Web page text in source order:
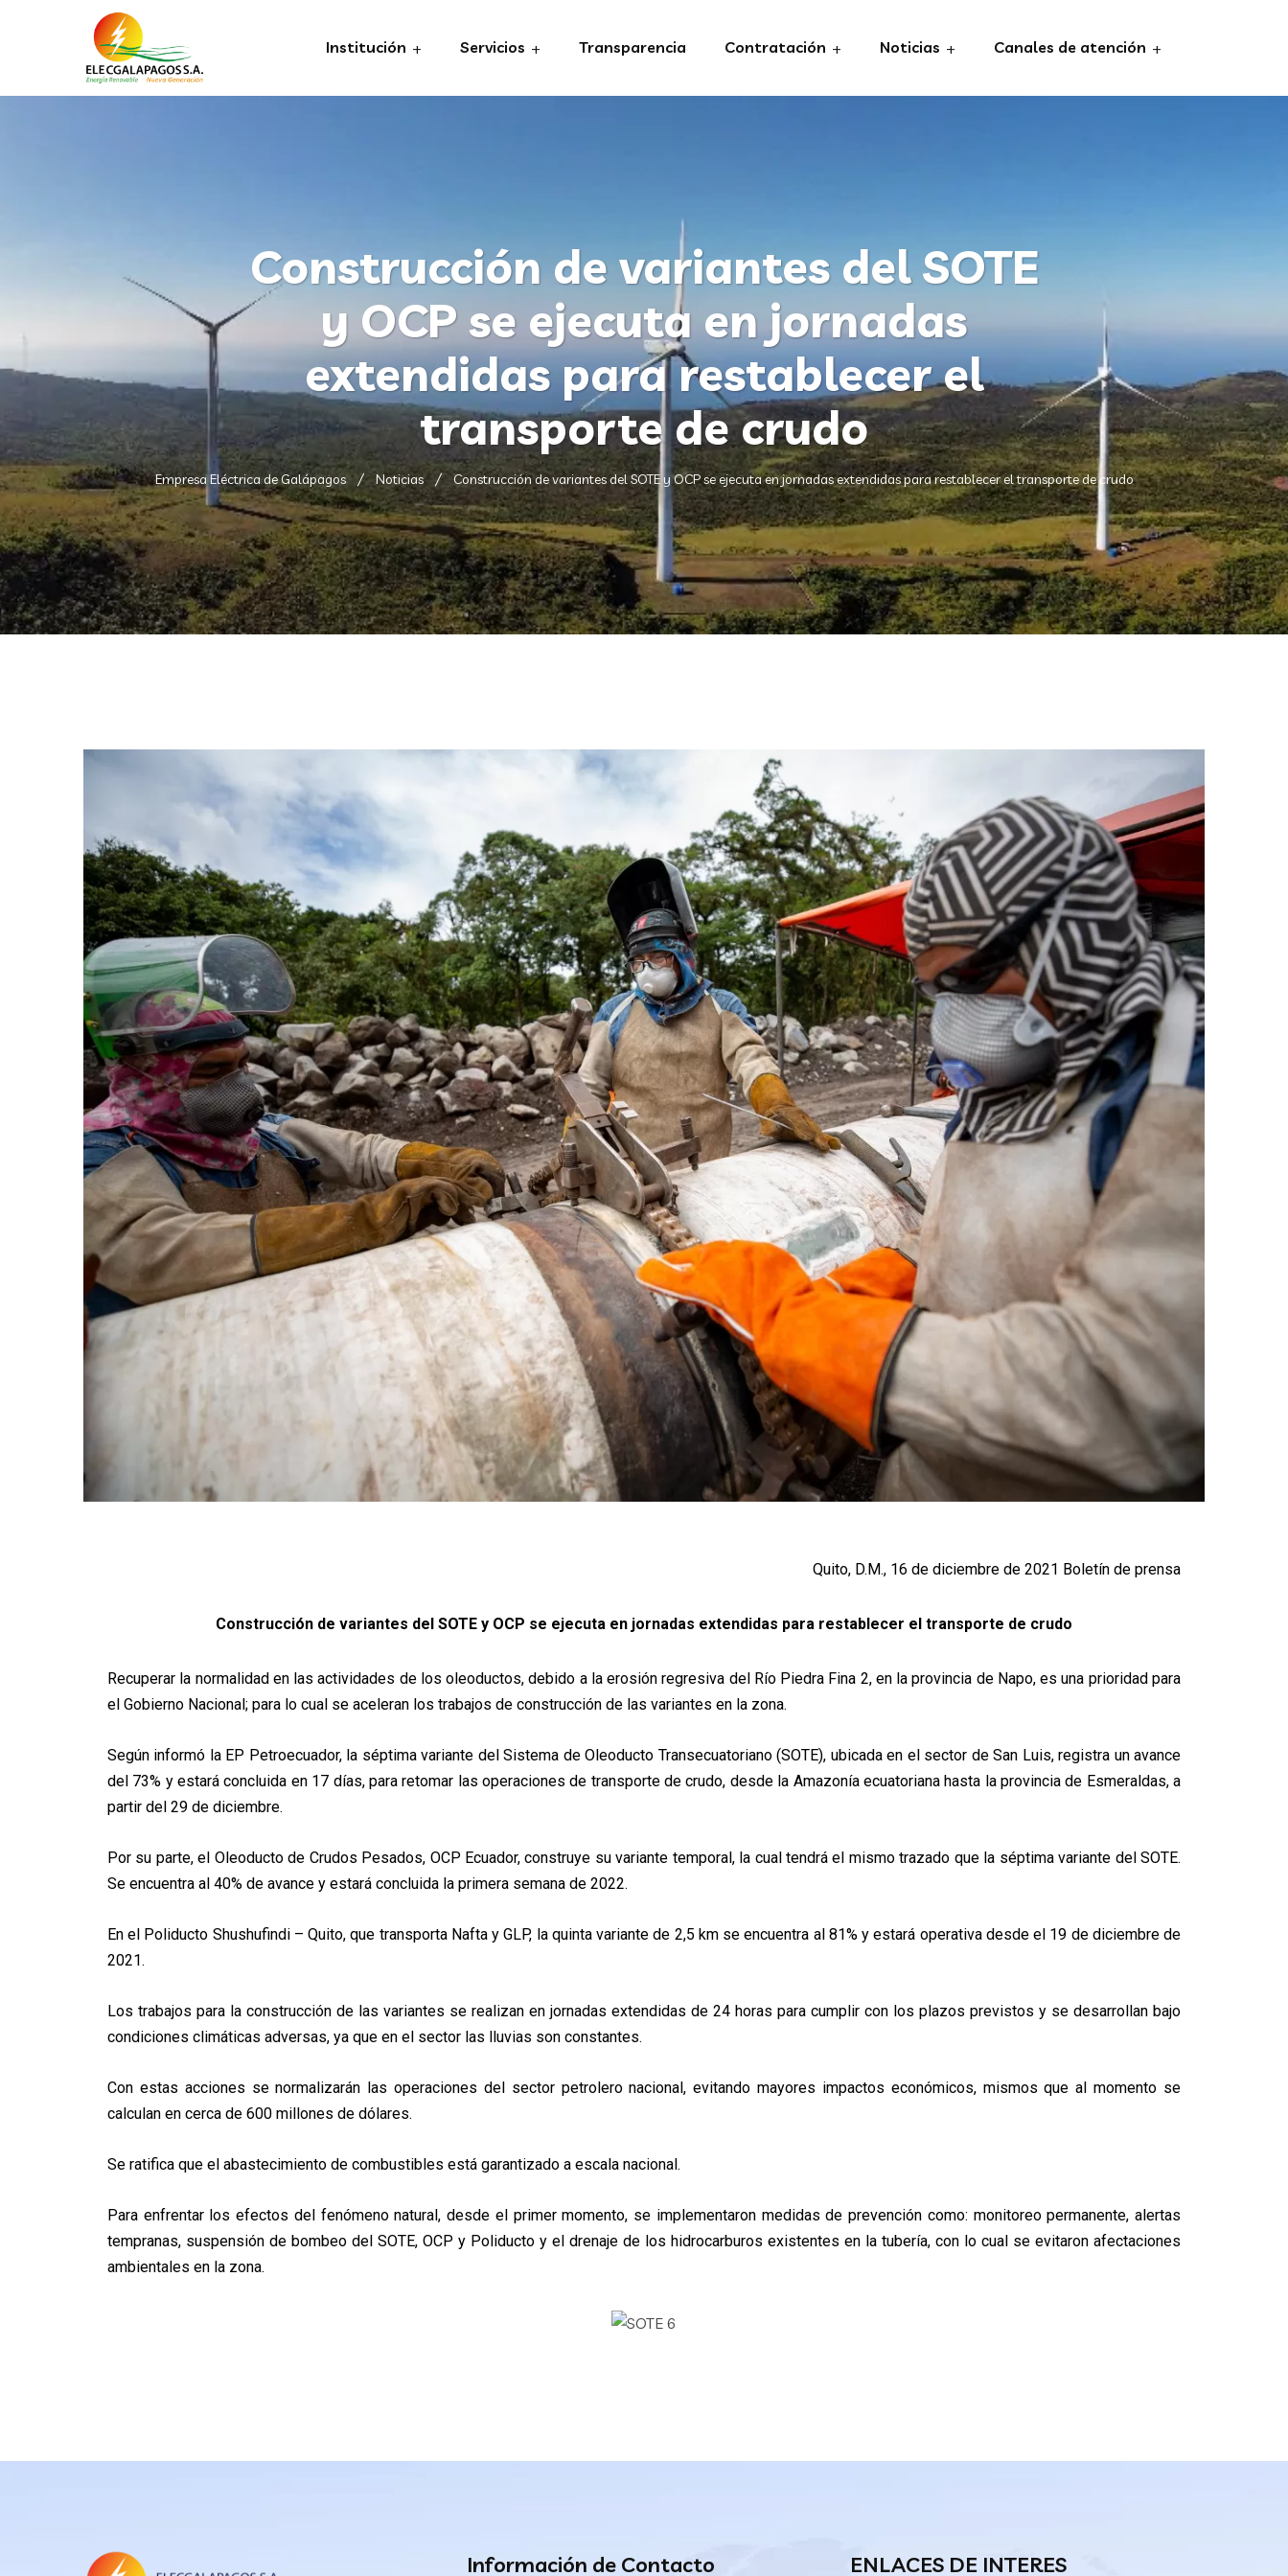
Institución Servicios Transparencia Contratación Noticias Canales de atención
Construcción de variantes del SOTE
y OCP se ejecuta en jornadas
extendidas para restablecer el
transporte de crudo
Empresa Eléctrica de Galápagos Noticias Construcción de variantes del SOTE y OCP se ejecuta en jornadas extendidas para restablecer el transporte de crudo
Quito, D.M., 16 de diciembre de 2021 Boletín de prensa
Construcción de variantes del SOTE y OCP se ejecuta en jornadas extendidas para restablecer el transporte de crudo
Recuperar la normalidad en las actividades de los oleoductos, debido a la erosiónregresiva del Río Piedra Fina 2, en la provincia de Napo, es una prioridad para
el Gobierno Nacional; para lo cual se aceleran los trabajos de construcción de las variantes en la zona.
Según informó la EP Petroecuador, la séptima variante del Sistema de Oleoducto Transecuatoriano (SOTE), ubicada en el sector de San Luis, registra un avance
del 73% y estará concluida en 17 días, para retomar las operaciones de transporte decrudo, desde la Amazonía ecuatoriana hasta la provincia de Esmeraldas, a
partir del 29 de diciembre.
Por su parte, el Oleoducto de Crudos Pesados, OCP Ecuador, construye su variante temporal, la cual tendrá el mismo trazado que la séptima variante del SOTE.
Se encuentra al 40% de avance y estará concluida la primera semana de 2022.
En el Poliducto Shushufindi – Quito, que transporta Nafta y GLP, la quinta variante de 2,5 km se encuentra al 81% y estará operativa desde el 19 de diciembre de
2021.
Los trabajos para la construcción de las variantes se realizan en jornadas extendidas de 24 horas para cumplir con los plazos previstos y se desarrollan bajo
condiciones climáticas adversas, ya que en el sector las lluvias son constantes.
Con estas acciones se normalizarán las operaciones del sector petrolero nacional, evitando mayores impactos económicos, mismos que al momento se
calculan en cerca de 600 millones de dólares.
Se ratifica que el abastecimiento de combustibles está garantizado a escala nacional.
Para enfrentar los efectos del fenómeno natural, desde el primer momento, se implementaron medidas de prevención como: monitoreo permanente, alertas
tempranas, suspensión de bombeo del SOTE, OCP y Poliducto y el drenaje de los hidrocarburos existentes en la tubería, con lo cual se evitaron afectaciones
ambientales en la zona.
Información de Contacto ENLACES DE INTERES